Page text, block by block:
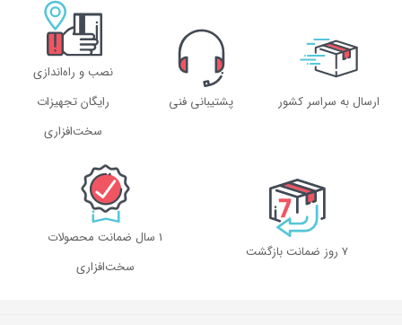
ارسال به سراسر کشور پشتیبانی فنی
نصب و راه‌اندازی
رایگان تجهیزات
سخت‌افزاری
۷ روز ضمانت بازگشت
1 سال ضمانت محصولات
سخت‌افزاری